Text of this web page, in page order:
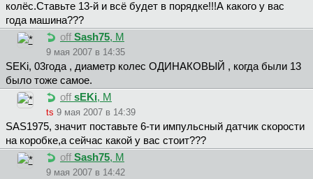
колёс.Ставьте 13-й и всё будет в порядке!!!А какого у вас
года машина???
off Sash75, М
9 мая 2007 в 14:35
SEKi, 03года , диаметр колес ОДИНАКОВЫЙ , когда были 13
было тоже самое.
off sEKi, М
ts 9 мая 2007 в 14:39
SAS1975, значит поставьте 6-ти импульсный датчик скорости
на коробке,а сейчас какой у вас стоит???
off Sash75, М
9 мая 2007 в 14:42